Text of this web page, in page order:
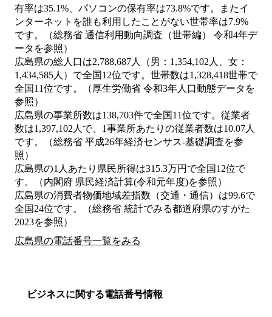
有率は35.1%、パソコンの保有率は73.8%です。またイ
ンターネットを誰も利用したことがない世帯率は7.9%
です。（総務省 通信利用動向調査（世帯編） 令和4年デ
ータを参照）
広島県の総人口は2,788,687人（男：1,354,102人、女：
1,434,585人）で全国12位です。世帯数は1,328,418世帯で
全国11位です。（厚生労働省 令和3年人口動態データを
参照）
広島県の事業所数は138,703件で全国11位です。従業者
数は1,397,102人で、1事業所あたりの従業者数は10.07人
です。（総務省 平成26年経済センサス‐基礎調査を参
照）
広島県の1人あたり県民所得は315.3万円で全国12位で
す。（内閣府 県民経済計算(令和元年度)を参照）
広島県の消費者物価地域差指数（交通・通信）は99.6で
全国24位です。（総務省 統計でみる都道府県のすがた
2023を参照）
広島県の電話番号一覧をみる
ビジネスに関する電話番号情報